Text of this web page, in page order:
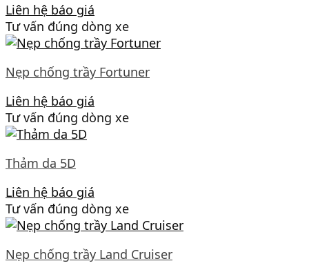
Liên hệ báo giá
Tư vấn đúng dòng xe
Nẹp chống trầy Fortuner
Liên hệ báo giá
Tư vấn đúng dòng xe
Thảm da 5D
Liên hệ báo giá
Tư vấn đúng dòng xe
Nẹp chống trầy Land Cruiser